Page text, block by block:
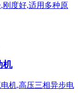
刚度好,适用多种原
机
机,高压三相异步电